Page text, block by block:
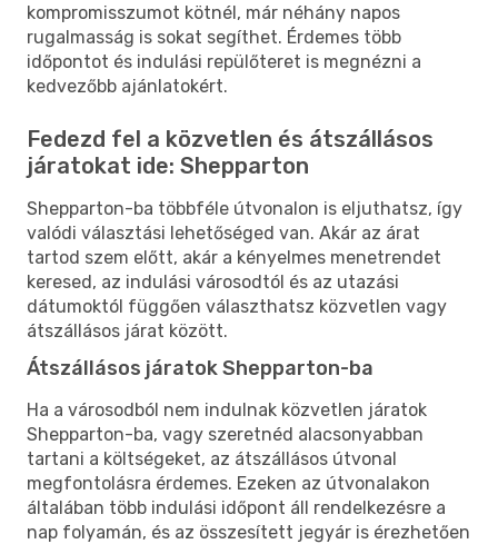
kompromisszumot kötnél, már néhány napos
rugalmasság is sokat segíthet. Érdemes több
időpontot és indulási repülőteret is megnézni a
kedvezőbb ajánlatokért.
Fedezd fel a közvetlen és átszállásos
járatokat ide: Shepparton
Shepparton-ba többféle útvonalon is eljuthatsz, így
valódi választási lehetőséged van. Akár az árat
tartod szem előtt, akár a kényelmes menetrendet
keresed, az indulási városodtól és az utazási
dátumoktól függően választhatsz közvetlen vagy
átszállásos járat között.
Átszállásos járatok Shepparton-ba
Ha a városodból nem indulnak közvetlen járatok
Shepparton-ba, vagy szeretnéd alacsonyabban
tartani a költségeket, az átszállásos útvonal
megfontolásra érdemes. Ezeken az útvonalakon
általában több indulási időpont áll rendelkezésre a
nap folyamán, és az összesített jegyár is érezhetően